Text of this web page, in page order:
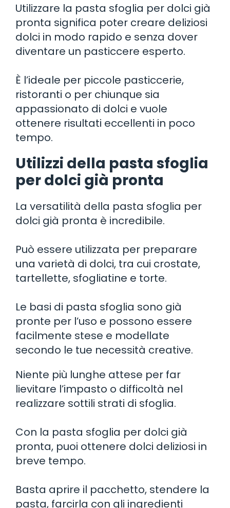
Utilizzare la pasta sfoglia per dolci già
pronta significa poter creare deliziosi
dolci in modo rapido e senza dover
diventare un pasticcere esperto.
È l’ideale per piccole pasticcerie,
ristoranti o per chiunque sia
appassionato di dolci e vuole
ottenere risultati eccellenti in poco
tempo.
Utilizzi della pasta sfoglia
per dolci già pronta
La versatilità della pasta sfoglia per
dolci già pronta è incredibile.
Può essere utilizzata per preparare
una varietà di dolci, tra cui crostate,
tartellette, sfogliatine e torte.
Le basi di pasta sfoglia sono già
pronte per l’uso e possono essere
facilmente stese e modellate
secondo le tue necessità creative.
Niente più lunghe attese per far
lievitare l’impasto o difficoltà nel
realizzare sottili strati di sfoglia.
Con la pasta sfoglia per dolci già
pronta, puoi ottenere dolci deliziosi in
breve tempo.
Basta aprire il pacchetto, stendere la
pasta, farcirla con gli ingredienti